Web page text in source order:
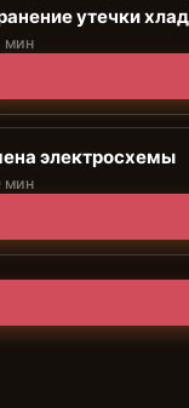
утечки
мин
электросхемы
мин